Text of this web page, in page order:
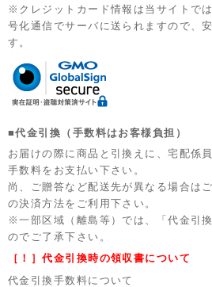
※クレジットカード情報は当サイトで
号化通信でサーバに送られますので、
す。
■代金引換（手数料はお客様負担）
お届けの際に商品と引換えに、宅配係
手数料をお支払い下さい。
尚、ご贈答など配送先が異なる場合は
の決済方法をご利用下さい。
※一部区域（離島等）では、「代金引
のでご了承下さい。
［！］代金引換時の領収書について
代金引換手数料について